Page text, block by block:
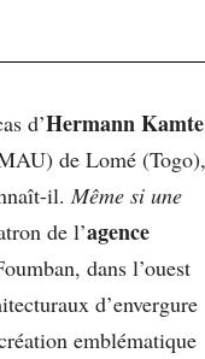
d’Hermann Kamte
de Lomé (Togo),
il. Même si une
de l’agence
dans l’ouest
d’envergure
emblématique